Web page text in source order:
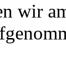
wir